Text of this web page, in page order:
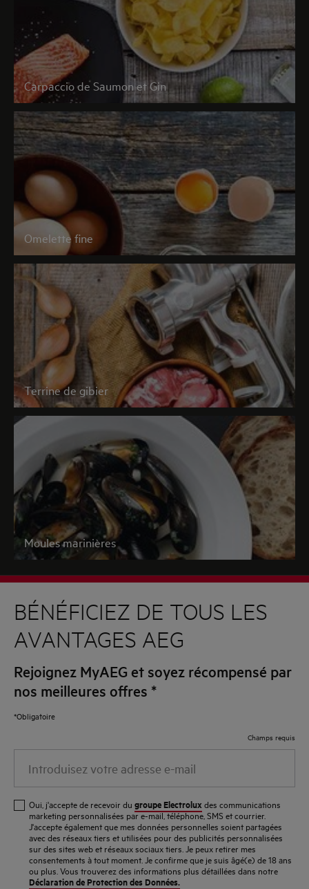
Carpaccio de Saumon et Gin
Omelette fine
Terrine de gibier
Moules marinières
BÉNÉFICIEZ DE TOUS LES
AVANTAGES AEG
Rejoignez MyAEG et soyez récompensé par
nos meilleures offres *
*Obligatoire
Champs requis
votre
e-
mail
Oui, j'accepte de recevoir du groupe Electroluxdes communications
marketing personnalisées par e-mail, téléphone, SMS et courrier.
J'accepte également que mes données personnelles soient partagées
avec des réseaux tiers et utilisées pour des publicités personnalisées
sur des sites web et réseaux sociaux tiers. Je peux retirer mes
consentements à tout moment. Je confirme que je suis âgé(e) de 18 ans
ou plus. Vous trouverez des informations plus détaillées dans notre
Déclaration de Protection des Données.